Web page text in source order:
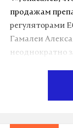
продажам
регуляторами
Гамалеи
неоднократно